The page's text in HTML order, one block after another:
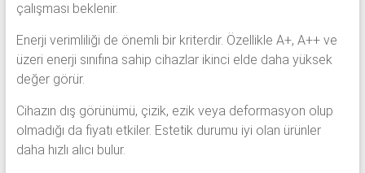
çalışması beklenir.
Enerji verimliliği de önemli bir kriterdir. Özellikle A+, A++ ve
üzeri enerji sınıfına sahip cihazlar ikinci elde daha yüksek
değer görür.
Cihazın dış görünümü, çizik, ezik veya deformasyon olup
olmadığı da fiyatı etkiler. Estetik durumu iyi olan ürünler
daha hızlı alıcı bulur.